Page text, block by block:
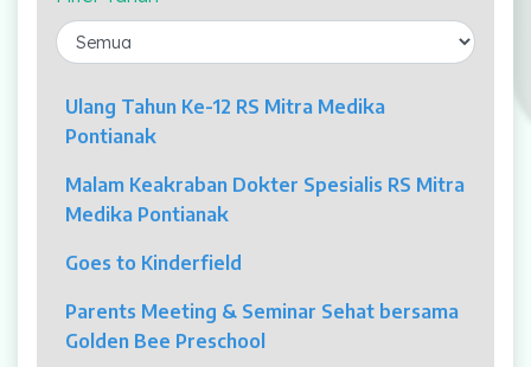
Laparaskopi
OCT
Eye Care
Multi Slice CT-Scan 128 Slices
Mamografi
Klinik Andrologi
Ulang Tahun Ke-12 RS Mitra Medika
Pontianak
Malam Keakraban Dokter Spesialis RS Mitra
Medika Pontianak
Goes to Kinderfield
Parents Meeting & Seminar Sehat bersama
Golden Bee Preschool